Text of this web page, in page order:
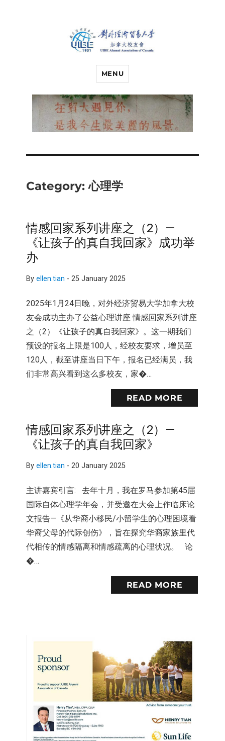
对外经济贸易
大学加拿大校
友会
MENU
Category:心理学
情感回家系列讲座之（2）—
《让孩子的真自我回家》成功举
办
By ellen.tian - 25 January 2025
2025年1月24日晚，对外经济贸易大学加拿大校
友会成功主办了公益心理讲座 情感回家系列讲座
之（2）《让孩子的真自我回家》。这一期我们
预设的报名上限是100人，经校友要求，增员至
120人，截至讲座当日下午，报名已经满员，我
们非常高兴看到这么多校友，家�…
READ MORE
情感回家系列讲座之（2）—
《让孩子的真自我回家》
By ellen.tian - 20 January 2025
主讲嘉宾引言: 去年十月，我在罗马参加第45届
国际自体心理学年会，并受邀在大会上作临床论
文报告—《从华裔小移民/小留学生的心理困境看
华裔父母的代际创伤》，旨在探究华裔家族里代
代相传的情感隔离和情感疏离的心理状况。 论
�…
READ MORE